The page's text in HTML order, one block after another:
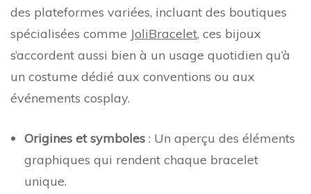
des plateformes variées, incluant des boutiques
spécialisées comme JoliBracelet, ces bijoux
s’accordent aussi bien à un usage quotidien qu’à
un costume dédié aux conventions ou aux
événements cosplay.
Origines et symboles : Un aperçu des éléments
graphiques qui rendent chaque bracelet
unique.